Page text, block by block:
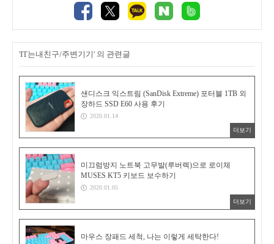
'IT는내친구/주변기기' 의 관련글
샌디스크 익스트림 (SanDisk Extreme) 포터블 1TB 외
장하드 SSD E60 사용 후기
2020.01.14
더보기
미끄럼방지 노트북 고무발(루버렉)으로 로이체
MUSES KT5 키보드 보수하기
2020.01.05
더보기
마우스 장패드 세척, 나는 이렇게 세탁한다!